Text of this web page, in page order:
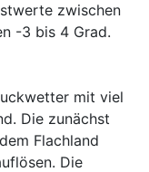
zwischen
-3 bis 4 Grad.
mit viel
Die zunächst
Flachland
Die